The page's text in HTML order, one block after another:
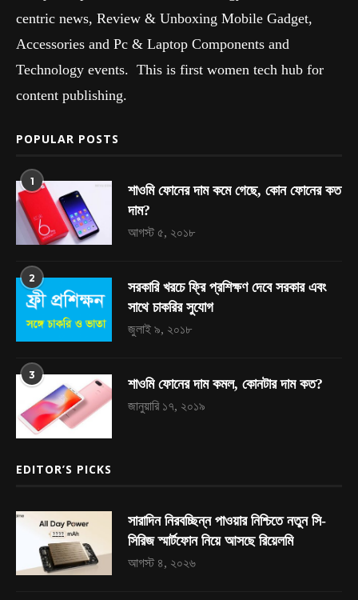
centric news, Review & Unboxing Mobile Gadget,
Accessories and Pc & Laptop Components and
Technology events. This is first women tech hub for
content publishing.
POPULAR POSTS
1
শাওমি ফোনের দাম কমে গেছে, কোন ফোনের কত
দাম?
আগস্ট ৫, ২০১৮
2
সরকারি খরচে ফ্রি প্রশিক্ষণ দেবে সরকার এবং
সাথে চাকরির সুযোগ
জুলাই ৯, ২০১৮
3
শাওমি ফোনের দাম কমল, কোনটার দাম কত?
জানুয়ারি ১৭, ২০১৯
EDITOR’S PICKS
সারাদিন নিরবচ্ছিন্ন পাওয়ার নিশ্চিতে নতুন সি-
সিরিজ স্মার্টফোন নিয়ে আসছে রিয়েলমি
আগস্ট ৪, ২০২৬